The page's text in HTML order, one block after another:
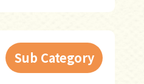
Sub Category